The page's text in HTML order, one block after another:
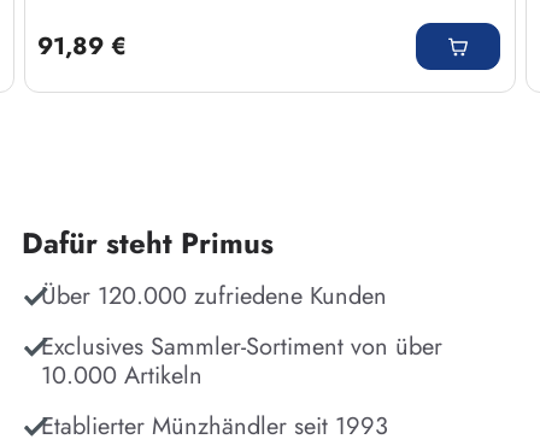
91,89 €
Dafür steht Primus
Über 120.000 zufriedene Kunden
Exclusives Sammler-Sortiment von über
10.000 Artikeln
Etablierter Münzhändler seit 1993